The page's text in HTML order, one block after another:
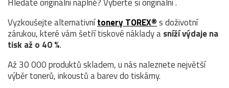
Vyzkoušejte alternativnítonery TOREX®s doživotní
zárukou, které vám šetří tiskové náklady asníží výdaje na
tisk až o 40 %.
Až 30 000 produktů skladem, u nás naleznete největší
výběr tonerů, inkoustů a barev do tiskárny.